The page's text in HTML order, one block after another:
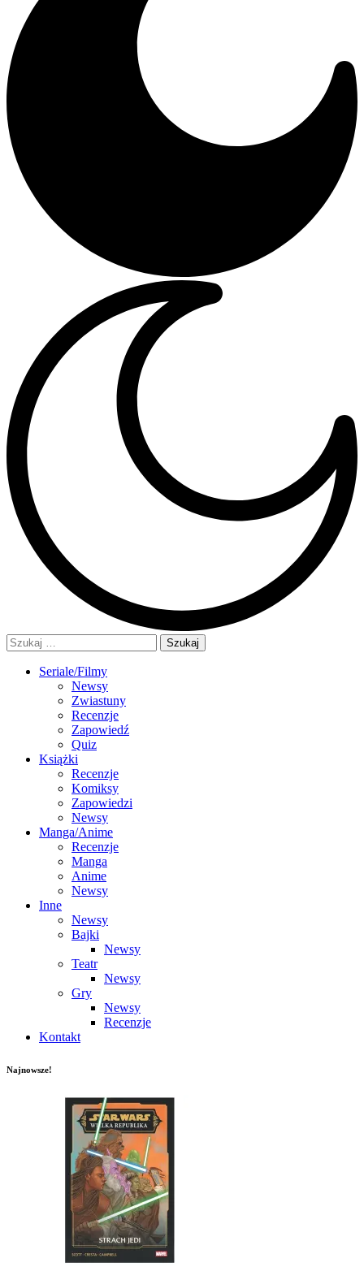
Szukaj:
Seriale/Filmy
Newsy
Zwiastuny
Recenzje
Zapowiedź
Quiz
Książki
Recenzje
Komiksy
Zapowiedzi
Newsy
Manga/Anime
Recenzje
Manga
Anime
Newsy
Inne
Newsy
Bajki
Newsy
Teatr
Newsy
Gry
Newsy
Recenzje
Kontakt
Najnowsze!